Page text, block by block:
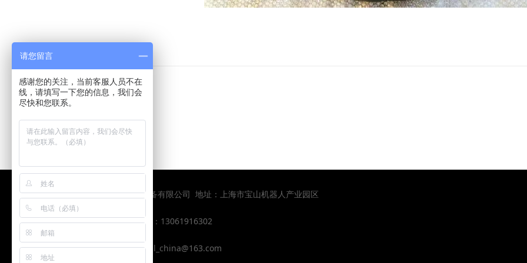
上一个：矿用滑车
下一个：浇筑钢丝绳索具
版权所有：上海皇嘉力起重设备有限公司 地址：上海市宝山机器人产业园区
电话： 021-58255796手机 ：13061916302
QQ: 2434706448邮箱：hjl_china@163.com
请您留言
感谢您的关注，当前客服人员不在
线，请填写一下您的信息，我们会
尽快和您联系。